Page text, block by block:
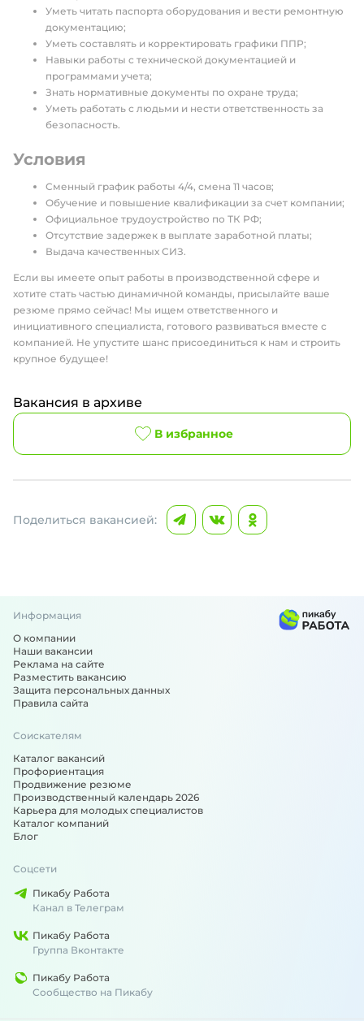
Уметь читать паспорта оборудования и вести ремонтную
документацию;
Уметь составлять и корректировать графики ППР;
Навыки работы с технической документацией и
программами учета;
Знать нормативные документы по охране труда;
Уметь работать с людьми и нести ответственность за
безопасность.
Условия
Сменный график работы 4/4, смена 11 часов;
Обучение и повышение квалификации за счет компании;
Официальное трудоустройство по ТК РФ;
Отсутствие задержек в выплате заработной платы;
Выдача качественных СИЗ.
Если вы имеете опыт работы в производственной сфере и
хотите стать частью динамичной команды, присылайте ваше
резюме прямо сейчас! Мы ищем ответственного и
инициативного специалиста, готового развиваться вместе с
компанией. Не упустите шанс присоединиться к нам и строить
крупное будущее!
Вакансия в архиве
В избранное
Поделиться вакансией:
Информация
О компании
Наши вакансии
Реклама на сайте
Разместить вакансию
Защита персональных данных
Правила сайта
Соискателям
Каталог вакансий
Профориентация
Продвижение резюме
Производственный календарь 2026
Карьера для молодых специалистов
Каталог компаний
Блог
Соцсети
Пикабу Работа
Канал в Телеграм
Пикабу Работа
Группа Вконтакте
Пикабу Работа
Сообщество на Пикабу